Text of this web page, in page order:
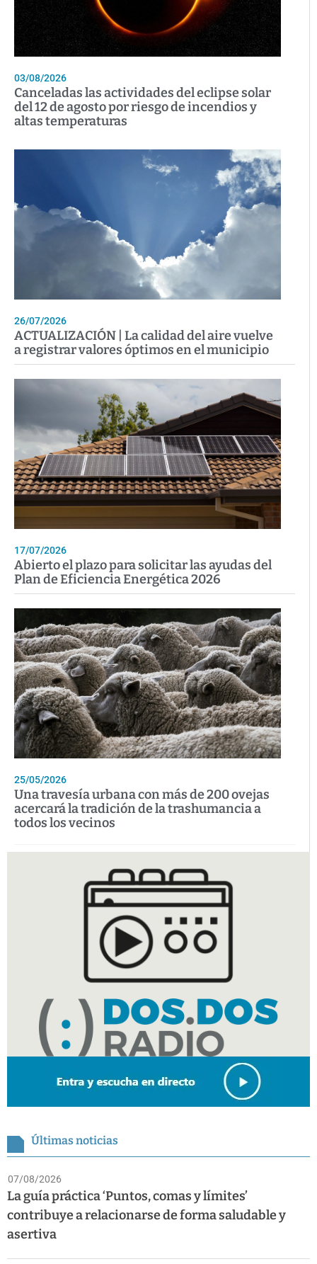
03/08/2026
Canceladas las actividades del eclipse solar
del 12 de agosto por riesgo de incendios y
altas temperaturas
26/07/2026
ACTUALIZACIÓN | La calidad del aire vuelve
a registrar valores óptimos en el municipio
17/07/2026
Abierto el plazo para solicitar las ayudas del
Plan de Eficiencia Energética 2026
25/05/2026
Una travesía urbana con más de 200 ovejas
acercará la tradición de la trashumancia a
todos los vecinos
Últimas noticias
07/08/2026
La guía práctica ‘Puntos, comas y límites’
contribuye a relacionarse de forma saludable y
asertiva